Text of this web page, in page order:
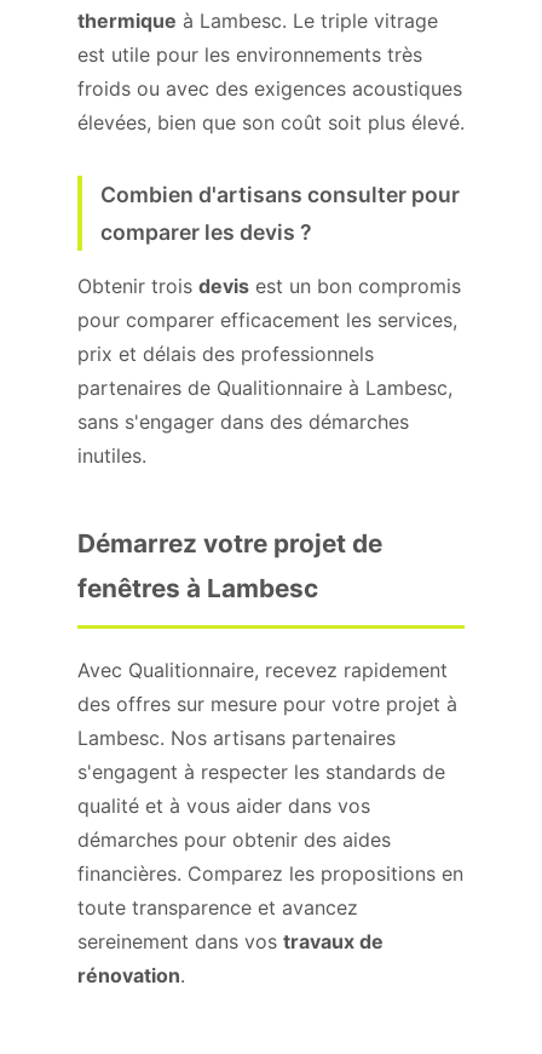
thermique à Lambesc. Le triple vitrage
est utile pour les environnements très
froids ou avec des exigences acoustiques
élevées, bien que son coût soit plus élevé.
Combien d'artisans consulter pour
comparer les devis ?
Obtenir trois devis est un bon compromis
pour comparer efficacement les services,
prix et délais des professionnels
partenaires de Qualitionnaire à Lambesc,
sans s'engager dans des démarches
inutiles.
Démarrez votre projet de
fenêtres à Lambesc
Avec Qualitionnaire, recevez rapidement
des offres sur mesure pour votre projet à
Lambesc. Nos artisans partenaires
s'engagent à respecter les standards de
qualité et à vous aider dans vos
démarches pour obtenir des aides
financières. Comparez les propositions en
toute transparence et avancez
sereinement dans vos travaux de
rénovation.